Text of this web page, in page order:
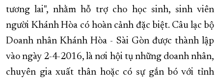
tương lai", nhằm hỗ trợ cho học sinh, sinh viên
người Khánh Hòa có hoàn cảnh đặc biệt. Câu lạc bộ
Doanh nhân Khánh Hòa - Sài Gòn được thành lập
vào ngày 2-4-2016, là nơi hội tụ những doanh nhân,
chuyên gia xuất thân hoặc có sự gắn bó với tỉnh